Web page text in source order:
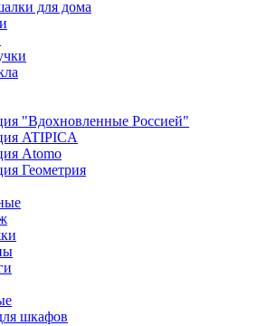
для дома
"Вдохновленные Россией"
ATIPICA
Atomo
Геометрия
шкафов